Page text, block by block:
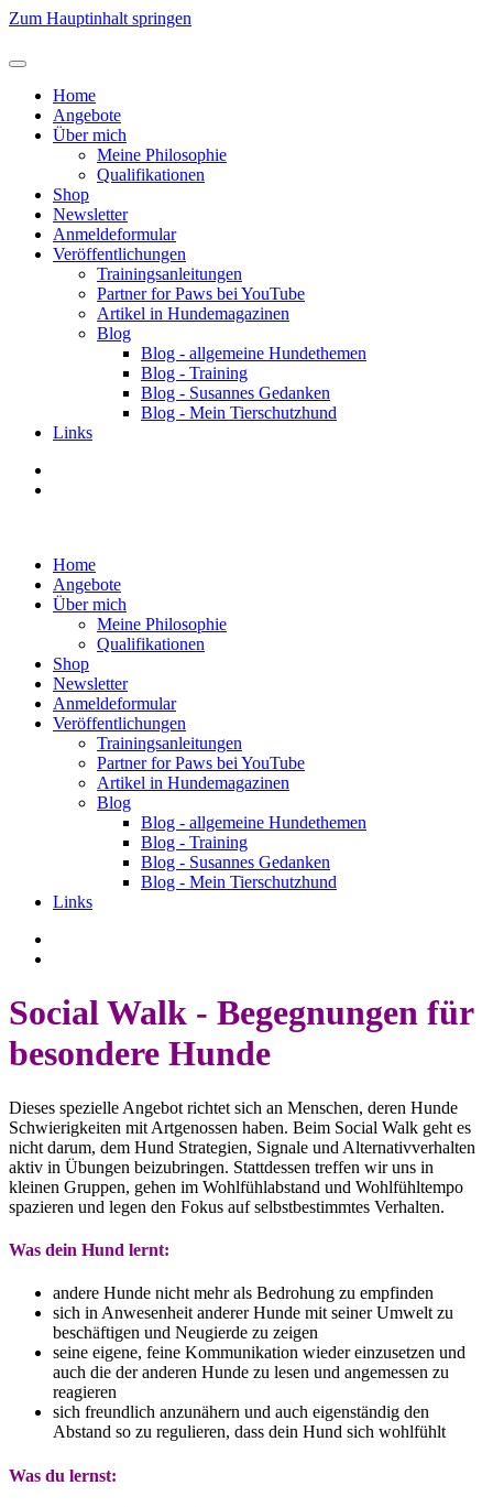
Zum Hauptinhalt springen
Home
Angebote
Über mich
Meine Philosophie
Qualifikationen
Shop
Newsletter
Anmeldeformular
Veröffentlichungen
Trainingsanleitungen
Partner for Paws bei YouTube
Artikel in Hundemagazinen
Blog
Blog - allgemeine Hundethemen
Blog - Training
Blog - Susannes Gedanken
Blog - Mein Tierschutzhund
Links
Home
Angebote
Über mich
Meine Philosophie
Qualifikationen
Shop
Newsletter
Anmeldeformular
Veröffentlichungen
Trainingsanleitungen
Partner for Paws bei YouTube
Artikel in Hundemagazinen
Blog
Blog - allgemeine Hundethemen
Blog - Training
Blog - Susannes Gedanken
Blog - Mein Tierschutzhund
Links
Social Walk - Begegnungen für
besondere Hunde
Dieses spezielle Angebot richtet sich an Menschen, deren Hunde
Schwierigkeiten mit Artgenossen haben. Beim Social Walk geht es
nicht darum, dem Hund Strategien, Signale und Alternativverhalten
aktiv in Übungen beizubringen. Stattdessen treffen wir uns in
kleinen Gruppen, gehen im Wohlfühlabstand und Wohlfühltempo
spazieren und legen den Fokus auf selbstbestimmtes Verhalten.
Was dein Hund lernt:
andere Hunde nicht mehr als Bedrohung zu empfinden
sich in Anwesenheit anderer Hunde mit seiner Umwelt zu
beschäftigen und Neugierde zu zeigen
seine eigene, feine Kommunikation wieder einzusetzen und
auch die der anderen Hunde zu lesen und angemessen zu
reagieren
sich freundlich anzunähern und auch eigenständig den
Abstand so zu regulieren, dass dein Hund sich wohlfühlt
Was du lernst: